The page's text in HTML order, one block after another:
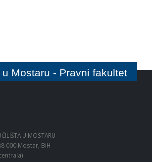
Mostaru - Pravni fakultet
U MOSTARU
000 Mostar, BiH